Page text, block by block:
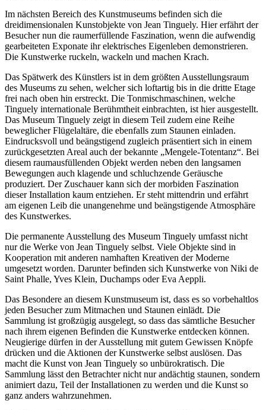
Im nächsten Bereich des Kunstmuseums befinden sich die
dreidimensionalen Kunstobjekte von Jean Tinguely. Hier erfährt der
Besucher nun die raumerfüllende Faszination, wenn die aufwendig
gearbeiteten Exponate ihr elektrisches Eigenleben demonstrieren.
Die Kunstwerke ruckeln, wackeln und machen Krach.
Das Spätwerk des Künstlers ist in dem größten Ausstellungsraum
des Museums zu sehen, welcher sich loftartig bis in die dritte Etage
frei nach oben hin erstreckt. Die Tonmischmaschinen, welche
Tinguely internationale Berühmtheit einbrachten, ist hier ausgestellt.
Das Museum Tinguely zeigt in diesem Teil zudem eine Reihe
beweglicher Flügelaltäre, die ebenfalls zum Staunen einladen.
Eindrucksvoll und beängstigend zugleich präsentiert sich in einem
zurückgesetzten Areal auch der bekannte „Mengele-Totentanz“. Bei
diesem raumausfüllenden Objekt werden neben den langsamen
Bewegungen auch klagende und schluchzende Geräusche
produziert. Der Zuschauer kann sich der morbiden Faszination
dieser Installation kaum entziehen. Er steht mittendrin und erfährt
am eigenen Leib die unangenehme und beängstigende Atmosphäre
des Kunstwerkes.
Die permanente Ausstellung des Museum Tinguely umfasst nicht
nur die Werke von Jean Tinguely selbst. Viele Objekte sind in
Kooperation mit anderen namhaften Kreativen der Moderne
umgesetzt worden. Darunter befinden sich Kunstwerke von Niki de
Saint Phalle, Yves Klein, Duchamps oder Eva Aeppli.
Das Besondere an diesem Kunstmuseum ist, dass es so vorbehaltlos
jeden Besucher zum Mitmachen und Staunen einlädt. Die
Sammlung ist großzügig ausgelegt, so dass das sämtliche Besucher
nach ihrem eigenen Befinden die Kunstwerke entdecken können.
Neugierige dürfen in der Ausstellung mit gutem Gewissen Knöpfe
drücken und die Aktionen der Kunstwerke selbst auslösen. Das
macht die Kunst von Jean Tinguely so unbürokratisch. Die
Sammlung lässt den Betrachter nicht nur andächtig staunen, sondern
animiert dazu, Teil der Installationen zu werden und die Kunst so
ganz anders wahrzunehmen.